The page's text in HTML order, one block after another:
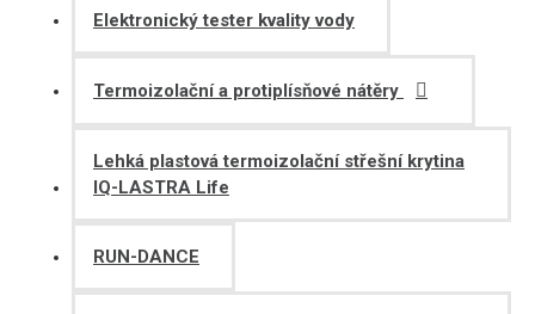
Elektronický tester kvality vody
Termoizolační a protiplísňové nátěry
Lehká plastová termoizolační střešní krytina
IQ-LASTRA Life
RUN-DANCE